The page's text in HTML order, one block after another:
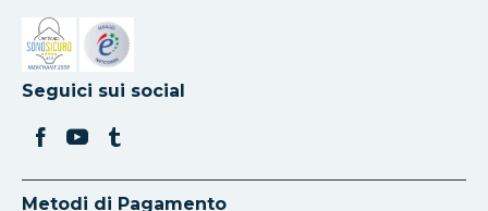
Si apre in una nuova scheda
Si apre in una nuova scheda
Seguici sui social
Metodi di Pagamento